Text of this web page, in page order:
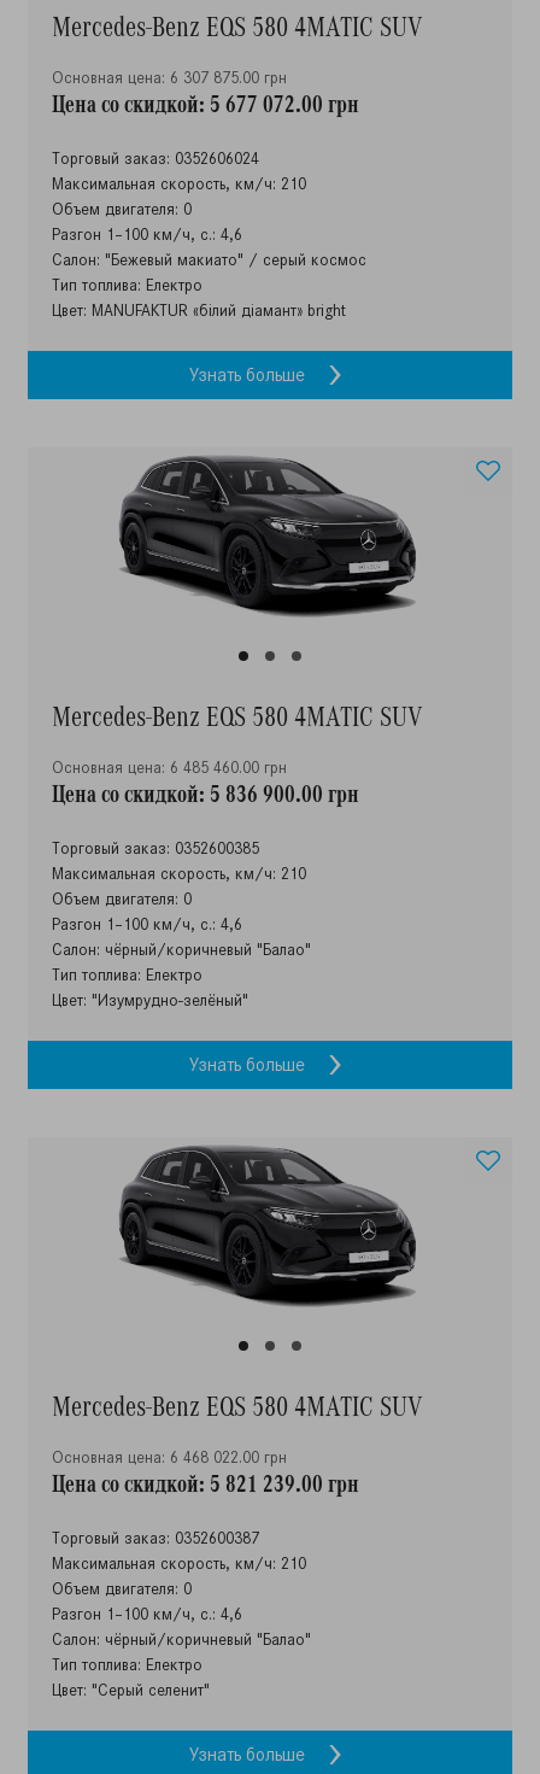
Mercedes-Benz EQS 580 4MATIC SUV
Основная цена: 6 307 875.00 грн
Цена со скидкой: 5 677 072.00 грн
Торговый заказ: 0352606024
Максимальная скорость, км/ч: 210
Объем двигателя: 0
Разгон 1–100 км/ч, с.: 4,6
Салон: "Бежевый макиато" / серый космос
Тип топлива: Електро
Цвет: MANUFAKTUR «білий діамант» bright
Узнать больше
Mercedes-Benz EQS 580 4MATIC SUV
Основная цена: 6 485 460.00 грн
Цена со скидкой: 5 836 900.00 грн
Торговый заказ: 0352600385
Максимальная скорость, км/ч: 210
Объем двигателя: 0
Разгон 1–100 км/ч, с.: 4,6
Салон: чёрный/коричневый "Балао"
Тип топлива: Електро
Цвет: "Изумрудно-зелёный"
Узнать больше
Mercedes-Benz EQS 580 4MATIC SUV
Основная цена: 6 468 022.00 грн
Цена со скидкой: 5 821 239.00 грн
Торговый заказ: 0352600387
Максимальная скорость, км/ч: 210
Объем двигателя: 0
Разгон 1–100 км/ч, с.: 4,6
Салон: чёрный/коричневый "Балао"
Тип топлива: Електро
Цвет: "Серый селенит"
Узнать больше